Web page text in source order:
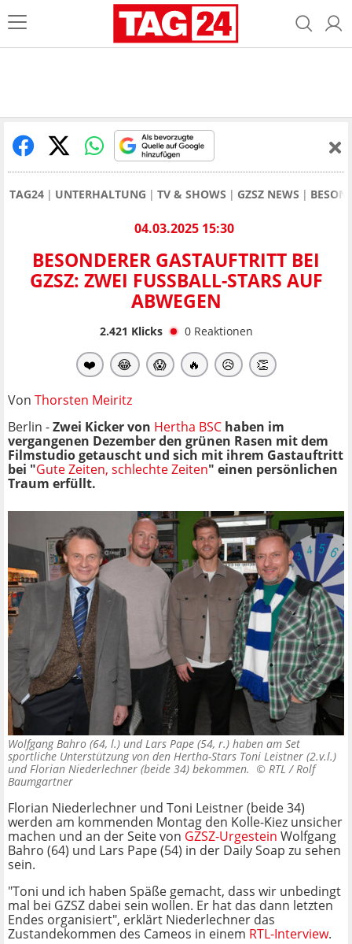
TAG24 UNTERHALTUNG TV & SHOWS GZSZ NEWS
04.03.2025 15:30
BESONDERER GASTAUFTRITT BEI
GZSZ: ZWEI FUSSBALL-STARS AUF A
BWEGEN
2.421 Klicks 0 Reaktionen
❤️ 😂 😱 🔥 😥 👏
Von Thorsten Meiritz
Berlin -Zwei Kicker von Hertha BSC haben im
vergangenen Dezember den grünen Rasen mit dem
Filmstudio getauscht und sich mit ihrem Gastauftritt
bei "Gute Zeiten, schlechte Zeiten" einen persönlichen
Traum erfüllt.
Wolfgang Bahro (64, l.) und Lars Pape (54, r.) haben am Set
sportliche Unterstützung von den Hertha-Stars Toni Leistner (2.v.l.)
und Florian Niederlechner (beide 34) bekommen. © RTL / Rolf
Baumgartner
Florian Niederlechner und Toni Leistner (beide 34)
werden am kommenden Montag den Kolle-Kiez unsicher
machen und an der Seite von GZSZ-Urgestein Wolfgang
Bahro (64) und Lars Pape (54) in der Daily Soap zu sehen
sein.
"Toni und ich haben Späße gemacht, dass wir unbedingt
mal bei GZSZ dabei sein wollen. Er hat das dann letzten
Endes organisiert", erklärt Niederlechner das
Zustandekommen des Cameos in einem RTL-Interview.